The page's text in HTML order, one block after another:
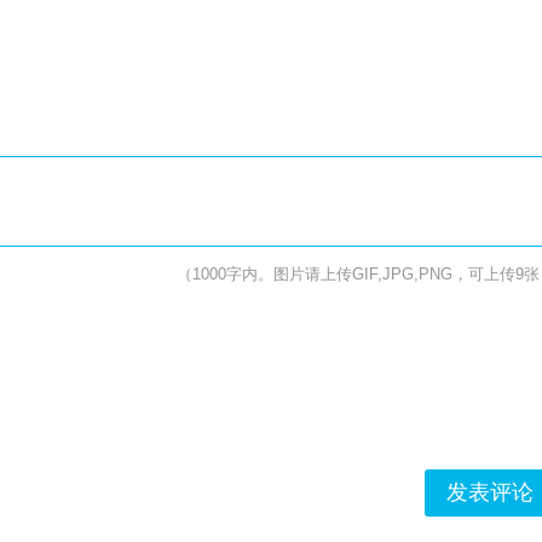
（1000字内。图片请上传GIF,JPG,PNG，可上传9
发表评论